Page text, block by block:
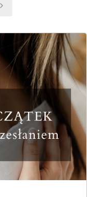
Następne wpisy